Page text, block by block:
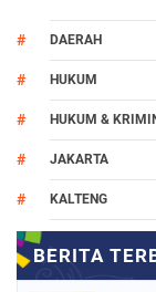
DAERAH
HUKUM
HUKUM &
JAKARTA
KALTENG
NASIONAL